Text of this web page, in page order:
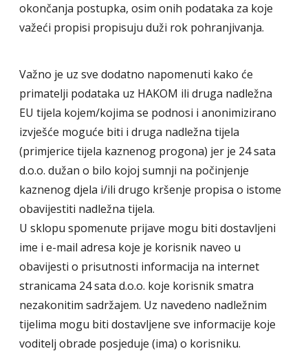
okončanja postupka, osim onih podataka za koje
važeći propisi propisuju duži rok pohranjivanja.
Važno je uz sve dodatno napomenuti kako će
primatelji podataka uz HAKOM ili druga nadležna
EU tijela kojem/kojima se podnosi i anonimizirano
izvješće moguće biti i druga nadležna tijela
(primjerice tijela kaznenog progona) jer je 24 sata
d.o.o. dužan o bilo kojoj sumnji na počinjenje
kaznenog djela i/ili drugo kršenje propisa o istome
obavijestiti nadležna tijela.
U sklopu spomenute prijave mogu biti dostavljeni
ime i e-mail adresa koje je korisnik naveo u
obavijesti o prisutnosti informacija na internet
stranicama 24 sata d.o.o. koje korisnik smatra
nezakonitim sadržajem. Uz navedeno nadležnim
tijelima mogu biti dostavljene sve informacije koje
voditelj obrade posjeduje (ima) o korisniku.